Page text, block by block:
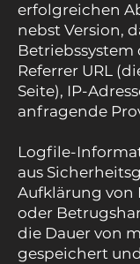
erfolgreichen
nebst Version,
Betriebssystem
Referrer URL
Seite), IP-
anfragende
Logfile-
aus
Aufklärung von
oder
die Dauer von
gespeichert